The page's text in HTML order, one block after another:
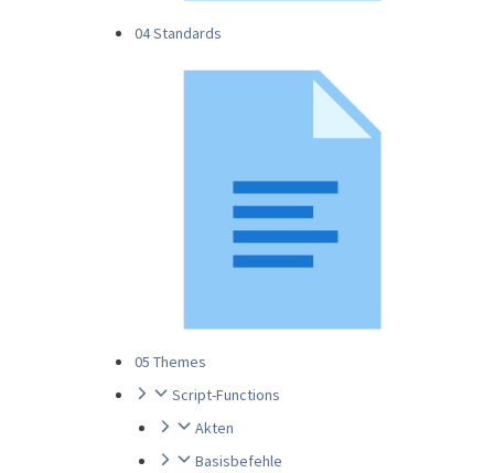
04 Standards
05 Themes
Script-Functions
Akten
Basisbefehle